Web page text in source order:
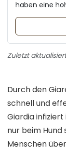
haben eine
Zuletzt
Durch den
schnell und
Giardia infiziert
nur beim Hund
Menschen